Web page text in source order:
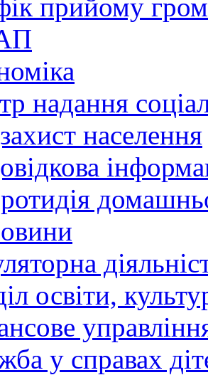
прийому
надання
населення
освіти,
у справах